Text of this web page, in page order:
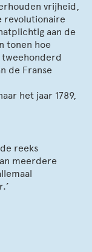
vrijheid,
revolutionaire
aan de
tonen hoe
tweehonderd
de Franse
het jaar 1789,
reeks
meerdere